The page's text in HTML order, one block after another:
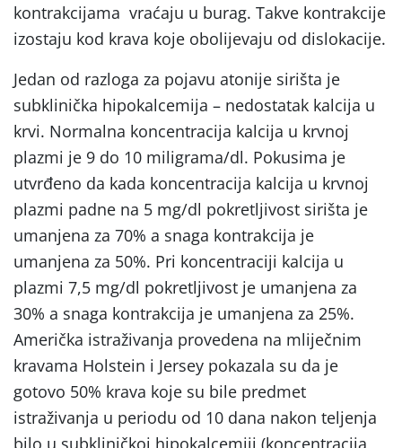
kontrakcijama vraćaju u burag. Takve kontrakcije
izostaju kod krava koje obolijevaju od dislokacije.
Jedan od razloga za pojavu atonije sirišta je
subklinička hipokalcemija – nedostatak kalcija u
krvi. Normalna koncentracija kalcija u krvnoj
plazmi je 9 do 10 miligrama/dl. Pokusima je
utvrđeno da kada koncentracija kalcija u krvnoj
plazmi padne na 5 mg/dl pokretljivost sirišta je
umanjena za 70% a snaga kontrakcija je
umanjena za 50%. Pri koncentraciji kalcija u
plazmi 7,5 mg/dl pokretljivost je umanjena za
30% a snaga kontrakcija je umanjena za 25%.
Američka istraživanja provedena na mliječnim
kravama Holstein i Jersey pokazala su da je
gotovo 50% krava koje su bile predmet
istraživanja u periodu od 10 dana nakon teljenja
bilo u subkliničkoj hipokalcemiji (koncentracija